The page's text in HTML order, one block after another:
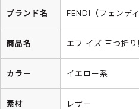
ブランド名 FENDI（フェンディ
商品名 エフ イズ 三つ折
カラー イエロー系
素材 レザー